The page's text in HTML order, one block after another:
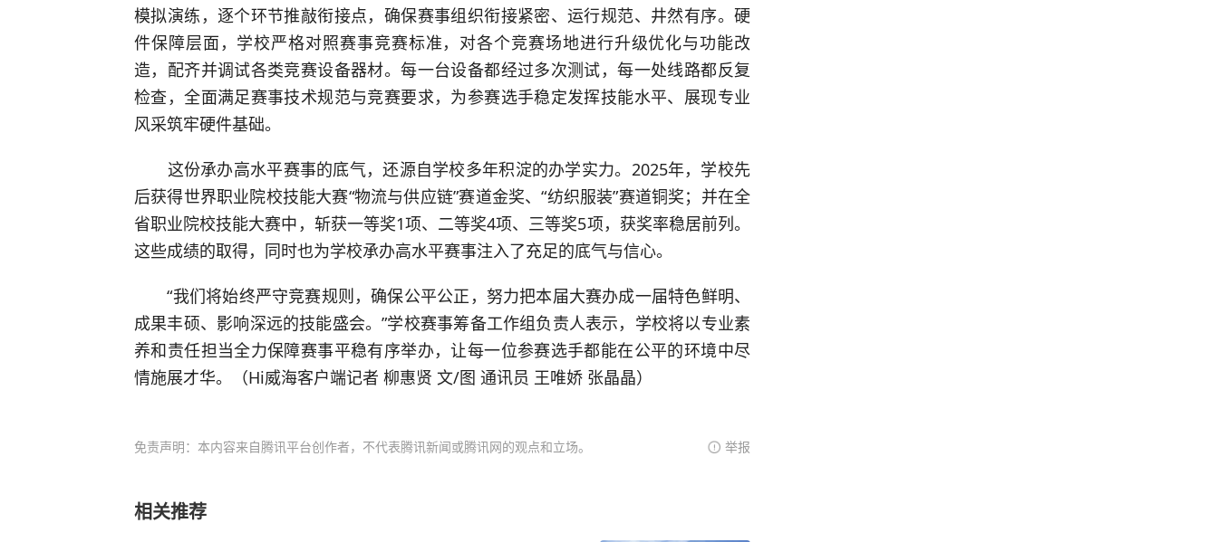
模拟演练，逐个环节推敲衔接点，确保赛事组织衔接紧密、运行规范、井然有序。硬
件保障层面，学校严格对照赛事竞赛标准，对各个竞赛场地进行升级优化与功能改
造，配齐并调试各类竞赛设备器材。每一台设备都经过多次测试，每一处线路都反复
检查，全面满足赛事技术规范与竞赛要求，为参赛选手稳定发挥技能水平、展现专业
风采筑牢硬件基础。
这份承办高水平赛事的底气，还源自学校多年积淀的办学实力。2025年，学校先
后获得世界职业院校技能大赛“物流与供应链”赛道金奖、“纺织服装”赛道铜奖；并在全
省职业院校技能大赛中，斩获一等奖1项、二等奖4项、三等奖5项，获奖率稳居前列。
这些成绩的取得，同时也为学校承办高水平赛事注入了充足的底气与信心。
“我们将始终严守竞赛规则，确保公平公正，努力把本届大赛办成一届特色鲜明、
成果丰硕、影响深远的技能盛会。”学校赛事筹备工作组负责人表示，学校将以专业素
养和责任担当全力保障赛事平稳有序举办，让每一位参赛选手都能在公平的环境中尽
情施展才华。（Hi威海客户端记者 柳惠贤 文/图 通讯员 王唯娇 张晶晶）
免责声明：本内容来自腾讯平台创作者，不代表腾讯新闻或腾讯网的观点和立场。 举报
相关推荐